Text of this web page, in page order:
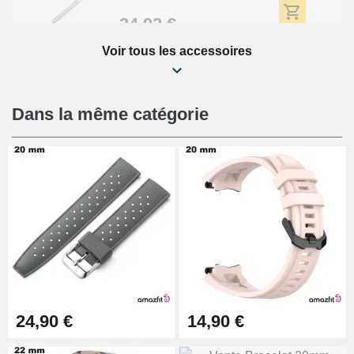
34,92 €
Kit Réparation Montre Débutant
16,90 €
Pied à Coulisse Numérique
9,90 €
Pince à Poinçonner (pince trou)
Pince Trou pour Bracelet de
Voir tous les accessoires
Dans la même catégorie
24,90 € 14,90 €